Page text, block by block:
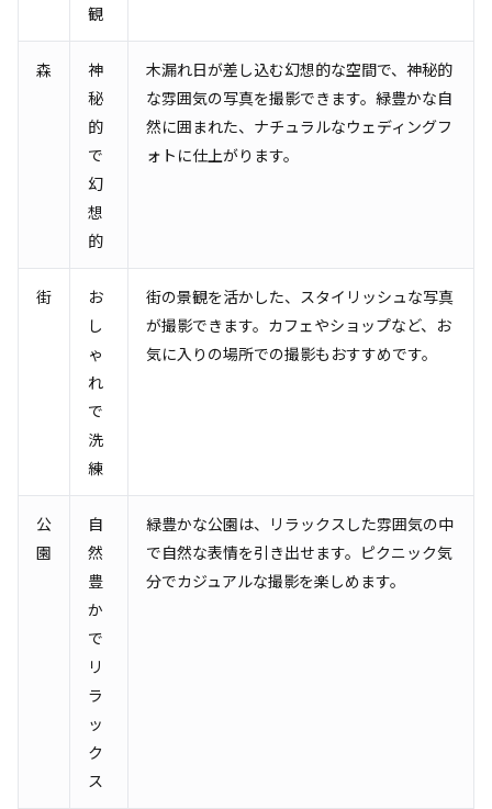
観
森
神
秘
的
で
幻
想
的
木漏れ日が差し込む幻想的な空間で、神秘的
な雰囲気の写真を撮影できます。緑豊かな自
然に囲まれた、ナチュラルなウェディングフ
ォトに仕上がります。
街
お
し
ゃ
れ
で
洗
練
街の景観を活かした、スタイリッシュな写真
が撮影できます。カフェやショップなど、お
気に入りの場所での撮影もおすすめです。
公
園
自
然
豊
か
で
リ
ラ
ッ
ク
ス
緑豊かな公園は、リラックスした雰囲気の中
で自然な表情を引き出せます。ピクニック気
分でカジュアルな撮影を楽しめます。